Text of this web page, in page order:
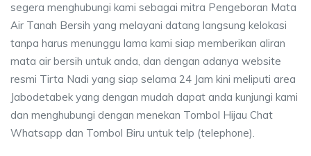
segera menghubungi kami sebagai mitra Pengeboran Mata
Air Tanah Bersih yang melayani datang langsung kelokasi
tanpa harus menunggu lama kami siap memberikan aliran
mata air bersih untuk anda, dan dengan adanya website
resmi Tirta Nadi yang siap selama 24 Jam kini meliputi area
Jabodetabek yang dengan mudah dapat anda kunjungi kami
dan menghubungi dengan menekan Tombol Hijau Chat
Whatsapp dan Tombol Biru untuk telp (telephone).